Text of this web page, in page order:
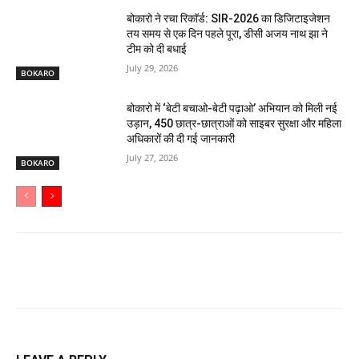
BOKARO
बोकारो ने रचा रिकॉर्ड: SIR-2026 का डिजिटाइजेशन
तय समय से एक दिन पहले पूरा, डीसी अजय नाथ झा ने
टीम को दी बधाई
July 29, 2026
BOKARO
बोकारो में ‘बेटी बचाओ-बेटी पढ़ाओ’ अभियान को मिली नई
उड़ान, 450 छात्र-छात्राओं को साइबर सुरक्षा और महिला
अधिकारों की दी गई जानकारी
July 27, 2026